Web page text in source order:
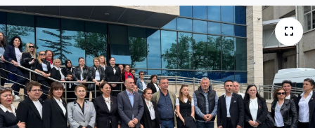
Devrek
Özel
Mesaj
Dergim
Haber Arşivi